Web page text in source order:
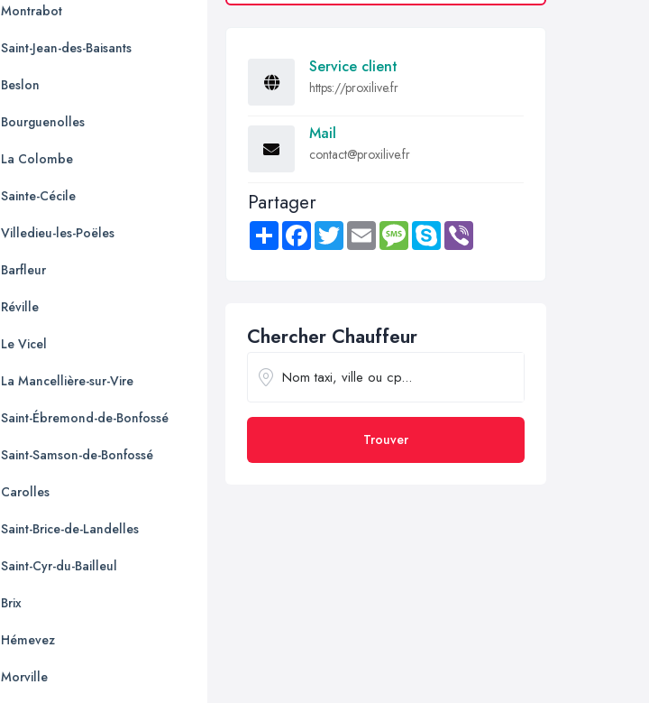
Montrabot
Saint-Jean-des-Baisants
Beslon
Bourguenolles
La Colombe
Sainte-Cécile
Villedieu-les-Poëles
Barfleur
Réville
Le Vicel
La Mancellière-sur-Vire
Saint-Ébremond-de-Bonfossé
Saint-Samson-de-Bonfossé
Carolles
Saint-Brice-de-Landelles
Saint-Cyr-du-Bailleul
Brix
Hémevez
Morville
Service client
https://proxilive.fr
Mail
contact@proxilive.fr
Partager
Share FacebookTwitter Email MessageSkype
Chercher Chauffeur
Trouver